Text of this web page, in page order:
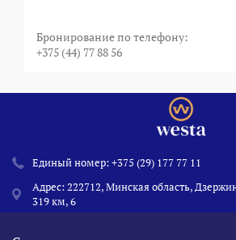
Бронирование по телефону:
+375 (44) 77 88 56
Единый номер:+375 (29) 177 77 11
Адрес: 222712, Минская область,
319 км, 6